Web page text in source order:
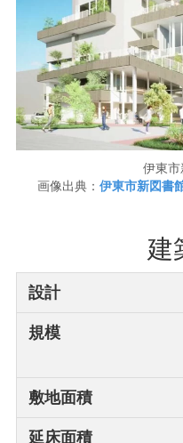
伊東
画像出典： 伊東市新図書
建
設計
規模
敷地面積
延床面積